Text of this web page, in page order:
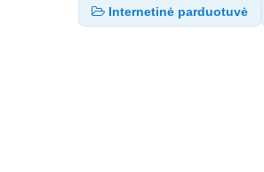
Internetinė parduotuvė